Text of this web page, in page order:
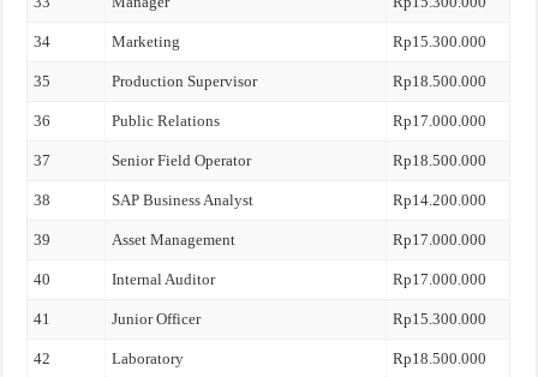
34 Marketing Rp15.300.000
35 Production Supervisor Rp18.500.000
36 Public Relations Rp17.000.000
37 Senior Field Operator Rp18.500.000
38 SAP Business Analyst Rp14.200.000
39 Asset Management Rp17.000.000
40 Internal Auditor Rp17.000.000
41 Junior Officer Rp15.300.000
42 Laboratory Rp18.500.000